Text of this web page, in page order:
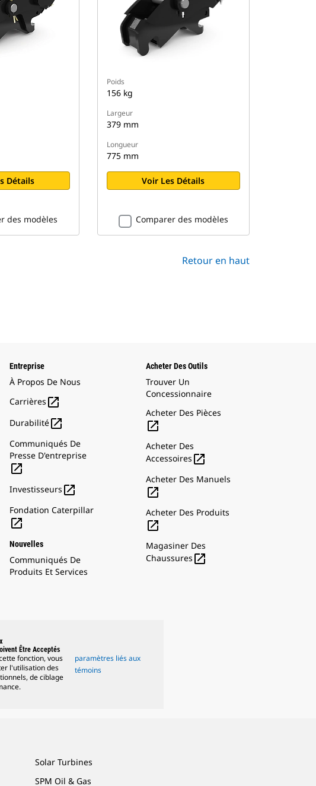
Détails
des modèles
Poids
156 kg
Largeur
379 mm
Longueur
775 mm
Voir Les Détails
Comparer des modèles
Retour en haut
Entreprise
À Propos De Nous
Carrières 
Durabilité
Communiqués De
Presse D'entreprise

Investisseurs 
Fondation Caterpillar

Nouvelles
Communiqués De
Produits Et Services
Acheter Des Outils
Trouver Un
Concessionnaire
Acheter Des Pièces

Acheter Des
Accessoires 
Acheter Des Manuels

Acheter Des Produits

Magasiner Des
Chaussures 
Être Acceptés
fonction, vous
l'utilisation des
de ciblage
paramètres liés aux
témoins
Solar Turbines
SPM Oil & Gas